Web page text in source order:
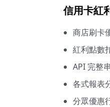
信用卡紅
商店刷卡
紅利點數
API 完整
各式報表
分眾優惠